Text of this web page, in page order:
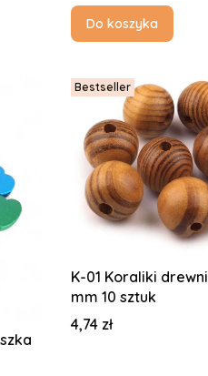
Do koszyka
Bestseller
K-01 Koraliki
mm 10 sztuk
Cena
4,74 zł